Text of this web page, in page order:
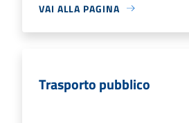
VAI ALLA PAGINA
Trasporto pubblico